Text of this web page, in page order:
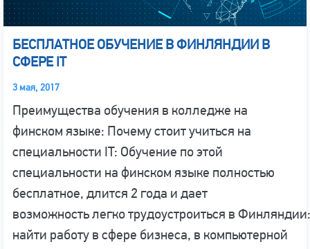
БЕСПЛАТНОЕ ОБУЧЕНИЕ В ФИНЛЯНДИИ В
СФЕРЕ IT
3 мая, 2017
Преимущества обучения в колледже на
финском языке: Почему стоит учиться на
специальности IT: Обучение по этой
специальности на финском языке полностью
бесплатное, длится 2 года и дает
возможность легко трудоустроиться в Финляндии:
найти работу в сфере бизнеса, в компьютерной